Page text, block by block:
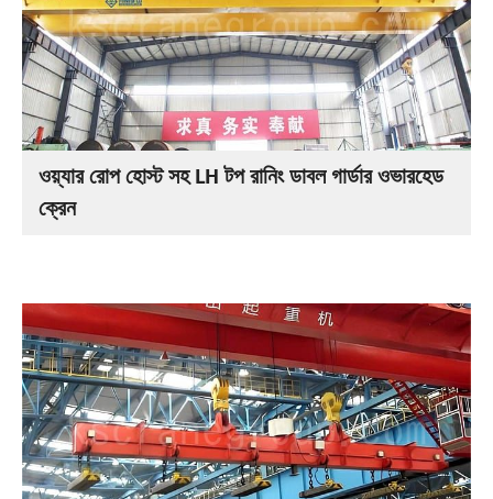
ওয়্যার রোপ হোস্ট সহ LH টপ রানিং ডাবল গার্ডার ওভারহেড
ক্রেন